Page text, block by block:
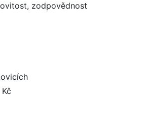
zodpovědnost